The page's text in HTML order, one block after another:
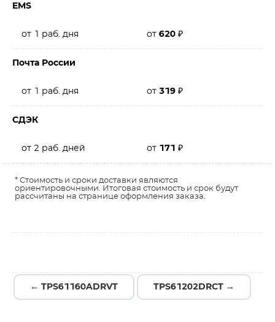
EMS
от 1 раб. дня от 620 ₽
Почта России
от 1 раб. дня от 319 ₽
СДЭК
от 2 раб. дней от 171 ₽
* Стоимость и сроки доставки являются
ориентировочными. Итоговая стоимость и срок будут
рассчитаны на странице оформления заказа.
← TPS61160ADRVT TPS61202DRCT →